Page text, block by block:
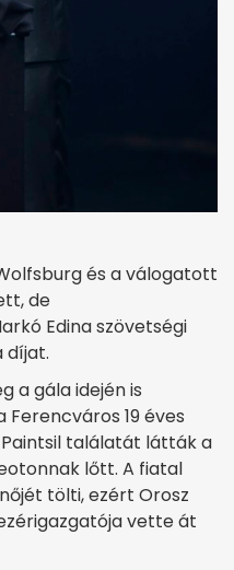
és a válogatott
de
Edina szövetségi
díjat.
a gála idején is
19 éves
találatát látták a
lőtt. A fiatal
tölti, ezért Orosz
vette át